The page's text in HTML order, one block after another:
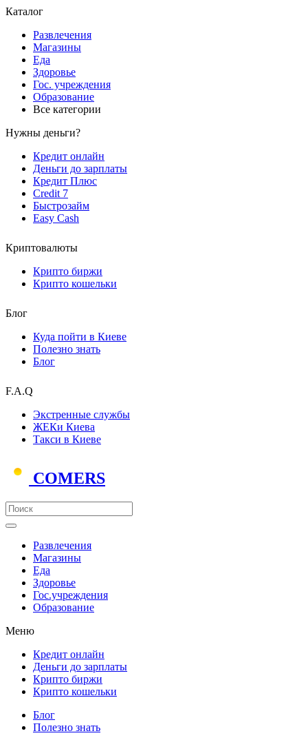
Каталог
Развлечения
Магазины
Еда
Здоровье
Гос. учреждения
Образование
Все категории
Нужны деньги?
Кредит онлайн
Деньги до зарплаты
Кредит Плюс
Credit 7
Быстрозайм
Easy Cash
Криптовалюты
Крипто биржи
Крипто кошельки
Блог
Куда пойти в Киеве
Полезно знать
Блог
F.A.Q
Экстренные службы
ЖЕКи Киева
Такси в Киеве
COMERS
Развлечения
Магазины
Еда
Здоровье
Гос.учреждения
Образование
Меню
Кредит онлайн
Деньги до зарплаты
Крипто биржи
Крипто кошельки
Блог
Полезно знать